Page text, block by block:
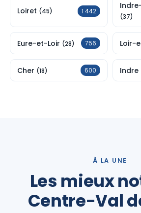
Loiret (45) 1 442
(37)
Eure-et-Loir (28) 756 Loir-
Cher (18) 600 Indre
À LA UNE
Les mieux
Centre-Val